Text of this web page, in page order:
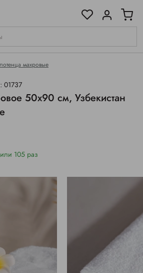
махровые
01737
50х90 см, Узбекистан
105 раз